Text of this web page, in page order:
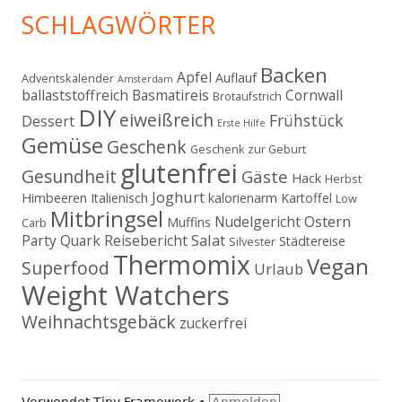
SCHLAGWÖRTER
Adventskalender Amsterdam Apfel Auflauf Backen
ballaststoffreich Basmatireis Brotaufstrich Cornwall
Dessert DIYeiweißreich Erste Hilfe Frühstück
Gemüse Geschenk Geschenk zur Geburt
Gesundheit glutenfrei Gäste Hack Herbst
Himbeeren Italienisch Joghurt kalorienarm Kartoffel Low
Carb Mitbringsel Muffins NudelgerichtOstern
PartyQuark ReiseberichtSalat Silvester Städtereise
Superfood Thermomix Urlaub Vegan
Weight Watchers
Weihnachtsgebäck zuckerfrei
Footer